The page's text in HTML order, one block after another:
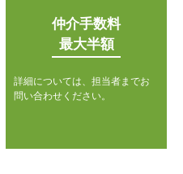
仲介手数料
最大半額
詳細については、担当者までお
問い合わせください。